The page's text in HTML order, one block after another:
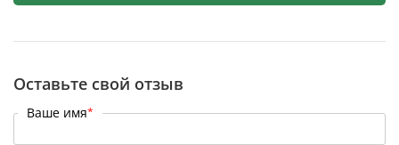
Оставьте свой отзыв
Ваше имя*